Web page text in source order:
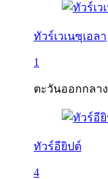
ทัวร์เวเนซุเอลา
1
ตะวันออกกลาง
ทัวร์อียิปต์
4